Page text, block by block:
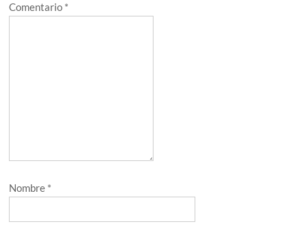
Comentario *
Nombre *